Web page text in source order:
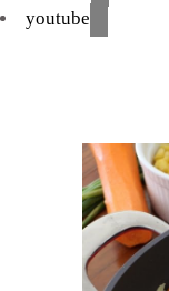
youtube